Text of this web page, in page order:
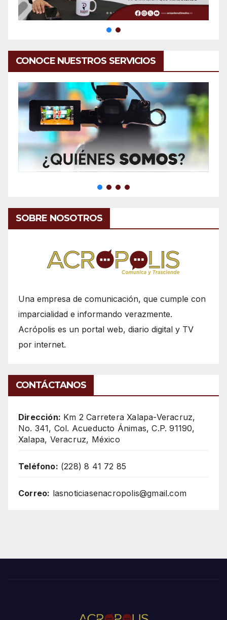
CONOCE NUESTROS SERVICIOS
SOBRE NOSOTROS
Una empresa de comunicación, que cumple con
imparcialidad e informando verazmente.
Acrópolis es un portal web, diario digital y TV
por internet.
CONTÁCTANOS
Dirección: Km 2 Carretera Xalapa-Veracruz,
No. 341, Col. Acueducto Ánimas, C.P. 91190,
Xalapa, Veracruz, México
Teléfono: (228) 8 41 72 85
Correo: lasnoticiasenacropolis@gmail.com